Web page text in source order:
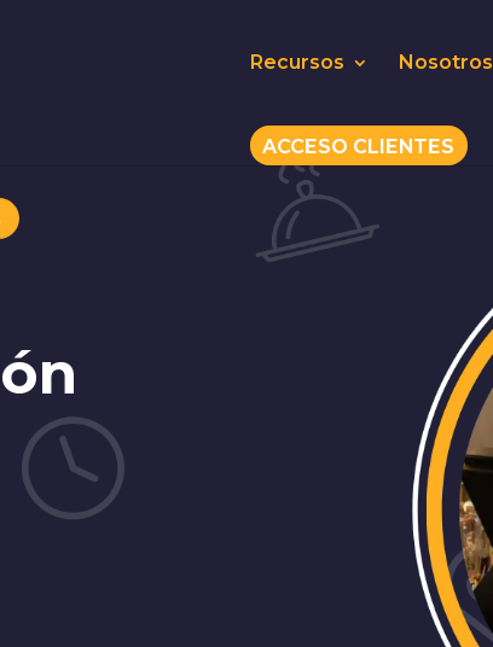
Recursos Nosotros
ACCESO CLIENTES